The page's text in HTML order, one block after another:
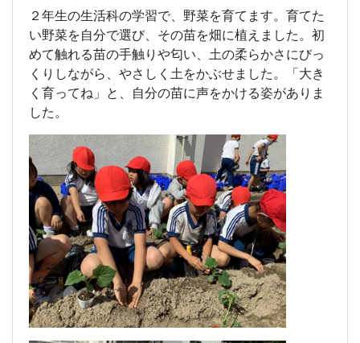
２年生の生活科の学習で、野菜を育てます。育てた
い野菜を自分で選び、その苗を畑に植えました。初
めて触れる苗の手触りや匂い、土の柔らかさにびっ
くりしながら、やさしく土をかぶせました。「大き
く育ってね」と、自分の苗に声をかける姿がありま
した。